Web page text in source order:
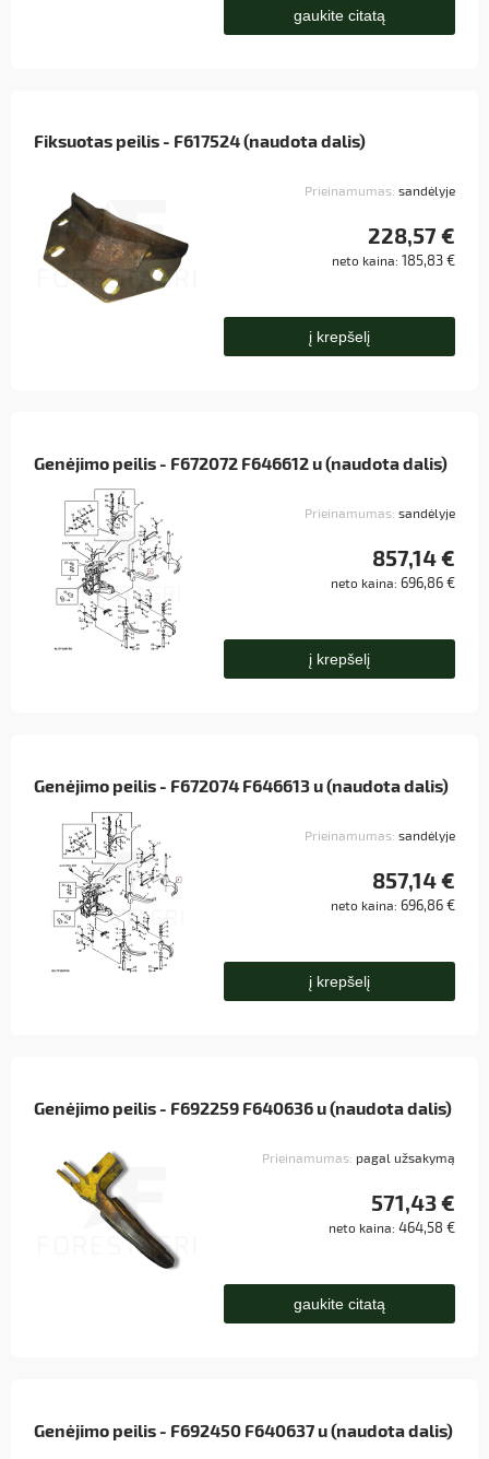
gaukite citatą
Fiksuotas peilis - F617524 (naudota dalis)
Prieinamumas: sandėlyje
228,57 €
neto kaina: 185,83 €
į krepšelį
Genėjimo peilis - F672072 F646612 u (naudota dalis)
Prieinamumas: sandėlyje
857,14 €
neto kaina: 696,86 €
į krepšelį
Genėjimo peilis - F672074 F646613 u (naudota dalis)
Prieinamumas: sandėlyje
857,14 €
neto kaina: 696,86 €
į krepšelį
Genėjimo peilis - F692259 F640636 u (naudota dalis)
Prieinamumas: pagal užsakymą
571,43 €
neto kaina: 464,58 €
gaukite citatą
Genėjimo peilis - F692450 F640637 u (naudota dalis)